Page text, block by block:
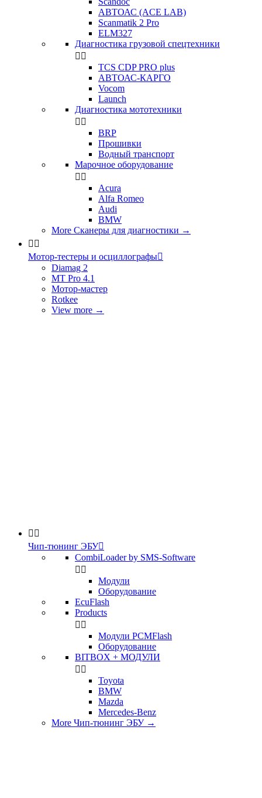
АВТОАС (ACE LAB)
Scanmatik 2 Pro
ELM327
Диагностика грузовой спецтехники
 
TCS CDP PRO plus
АВТОАС-КАРГО
Vocom
Launch
Диагностика мототехники
 
BRP
Прошивки
Водный транспорт
Марочное оборудование
 
Acura
Alfa Romeo
Audi
BMW
More Сканеры для диагностики →
 
Мотор-тестеры и осциллографы
Diamag 2
MT Pro 4.1
Мотор-мастер
Rotkee
View more →
 
Чип-тюнинг ЭБУ
CombiLoader by SMS-Software
 
Модули
Оборудование
EcuFlash
Products
 
Модули PCMFlash
Оборудование
BITBOX + МОДУЛИ
 
Toyota
BMW
Mazda
Mercedes-Benz
More Чип-тюнинг ЭБУ →